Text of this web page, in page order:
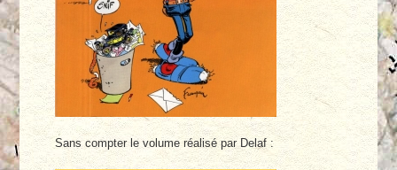
Sans compter le volume réalisé par Delaf :